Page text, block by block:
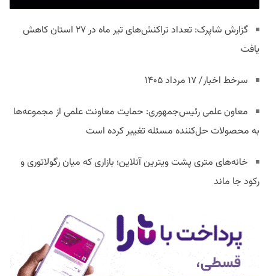
گزارش شاپرک: تعداد تراکنش‌های تیر ماه در ۲۷ استان‌ کاهش
یافت
سرخط اخبار/ ۱۷ مرداد ۱۴۰۵
معاون علمی رئیس‌جمهوری: حمایت معاونت علمی از مجموعه‌ها
به محصولات حل‌کننده مسئله تغییر کرده است
خانه‌های متری پشت ویترین آنلاین؛ بازاری که میان رگولاتوری و
رکود جا ماند